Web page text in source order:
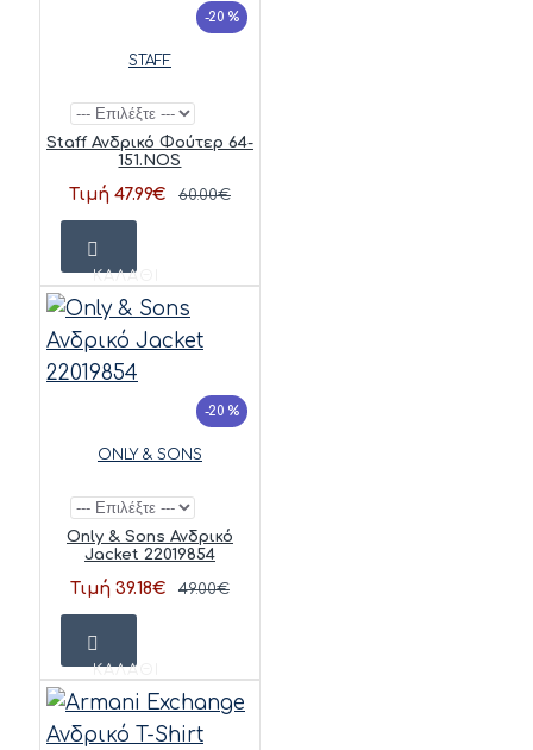
-20 %
STAFF
Staff Ανδρικό Φούτερ 64-
151.NOS
Τιμή 47.99€ 60.00€
ΚΑΛΆΘΙ
-20 %
ONLY & SONS
Only & Sons Ανδρικό
Jacket 22019854
Τιμή 39.18€ 49.00€
ΚΑΛΆΘΙ